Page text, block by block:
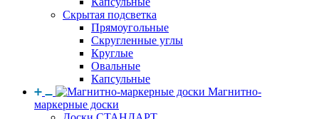
Скрытая подсветка
Прямоугольные
Скругленные углы
Круглые
Овальные
Капсульные
Магнитно-
маркерные доски